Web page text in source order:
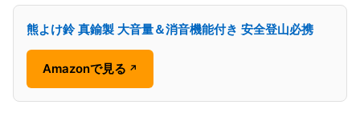
熊よけ鈴 真鍮製 大音量＆消音機能付き 安全登山必携
Amazonで見る ↗